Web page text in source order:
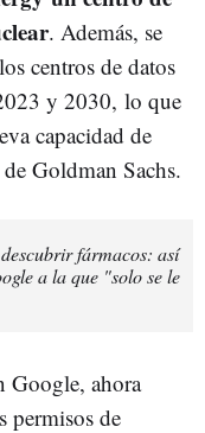
. Además, se
centros de datos
y 2030, lo que
capacidad de
Goldman Sachs.
fármacos: así
a la que "solo se le
Google, ahora
permisos de